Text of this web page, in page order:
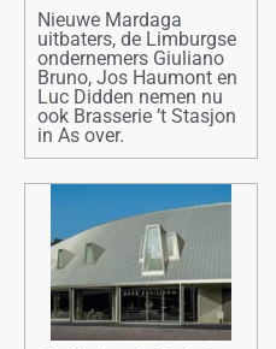
Nieuwe Mardaga
uitbaters, de Limburgse
ondernemers Giuliano
Bruno, Jos Haumont en
Luc Didden nemen nu
ook Brasserie ’t Stasjon
in As over.